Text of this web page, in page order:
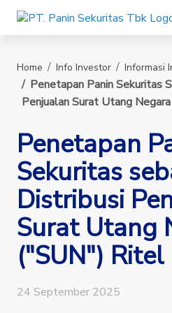
Panin Sekuritas
Home Info Investor Informasi
Penetapan Panin Sekuritas
Penjualan Surat Utang
Penetapan
Sekuritas
Distribusi
Surat Utang
("SUN") Ritel
24 September 2025